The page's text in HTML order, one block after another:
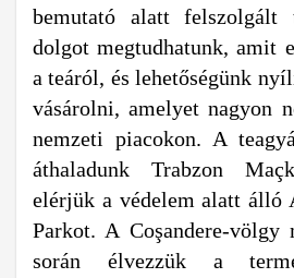
bemutató alatt felszolgált
dolgot megtudhatunk, amit
a teáról, és lehetőségünk
vásárolni, amelyet nagyon
nemzeti piacokon. A
áthaladunk Trabzon
elérjük a védelem alatt álló
Parkot. A Coşandere-völgy
során élvezzük a